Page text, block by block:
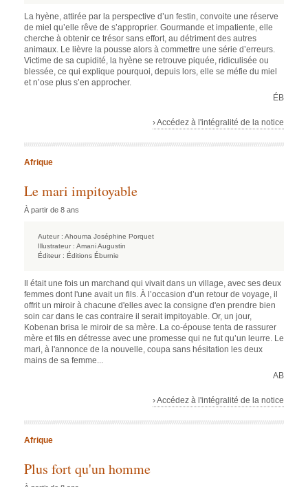
La hyène, attirée par la perspective d’un festin, convoite une réserve
de miel qu’elle rêve de s’approprier. Gourmande et impatiente, elle
cherche à obtenir ce trésor sans effort, au détriment des autres
animaux. Le lièvre la pousse alors à commettre une série d’erreurs.
Victime de sa cupidité, la hyène se retrouve piquée, ridiculisée ou
blessée, ce qui explique pourquoi, depuis lors, elle se méfie du miel
et n’ose plus s’en approcher.
ÉB
› Accédez à l'intégralité de la notice
Afrique
Le mari impitoyable
À partir de 8 ans
Auteur : Ahouma Joséphine Porquet
Illustrateur : Amani Augustin
Éditeur : Éditions Éburnie
Il était une fois un marchand qui vivait dans un village, avec ses deux
femmes dont l'une avait un fils. À l’occasion d’un retour de voyage, il
offrit un miroir à chacune d'elles avec la consigne d'en prendre bien
soin car dans le cas contraire il serait impitoyable. Or, un jour,
Kobenan brisa le miroir de sa mère. La co-épouse tenta de rassurer
mère et fils en détresse avec une promesse qui ne fut qu’un leurre. Le
mari, à l'annonce de la nouvelle, coupa sans hésitation les deux
mains de sa femme...
AB
› Accédez à l'intégralité de la notice
Afrique
Plus fort qu'un homme